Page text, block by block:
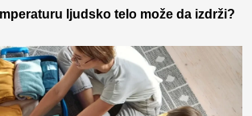
ljudsko telo može da izdrži?